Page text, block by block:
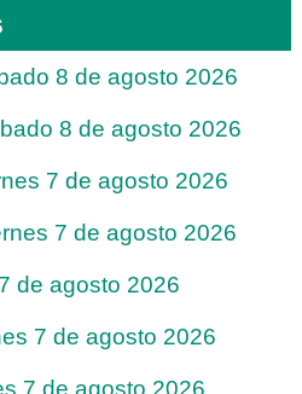
8 de agosto 2026
8 de agosto 2026
7 de agosto 2026
7 de agosto 2026
de agosto 2026
7 de agosto 2026
7 de agosto 2026